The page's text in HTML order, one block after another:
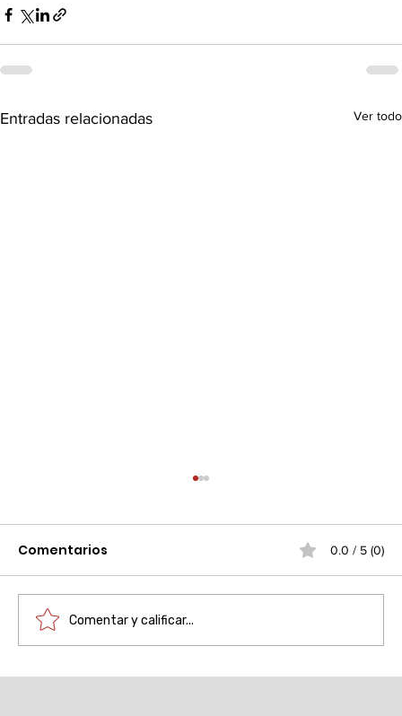
Entradas relacionadas Ver todo
Comentarios 0.0 / 5 (0)
Comentar y calificar...